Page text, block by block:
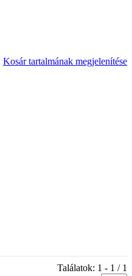
Kosár tartalmának megjelenítése
Találatok: 1 - 1 / 1